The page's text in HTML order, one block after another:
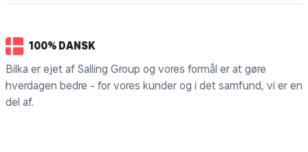
100% DANSK
Bilka er ejet af Salling Group og vores formål er at gøre
hverdagen bedre - for vores kunder og i det samfund, vi er en
del af.